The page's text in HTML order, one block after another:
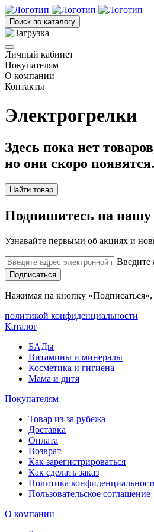
Поиск по каталогу
Личный кабинет
Покупателям
О компании
Контакты
Электрогрелки
Здесь пока нет
но они скоро появятся.
Найти товар
Подпишитесь на нашу
Узнавайте первыми об акциях и
Введите
Подписаться
Нажимая на кнопку «Подписаться»,
политикой конфиденциальности
Каталог
БАДы
Витамины и минералы
Косметика и гигиена
Мама и дитя
Покупателям
Товар из-за рубежа
Доставка
Оплата
Возврат
Как зарегистрироваться
Как сделать заказ
Политика
Пользовательское соглашение
О компании